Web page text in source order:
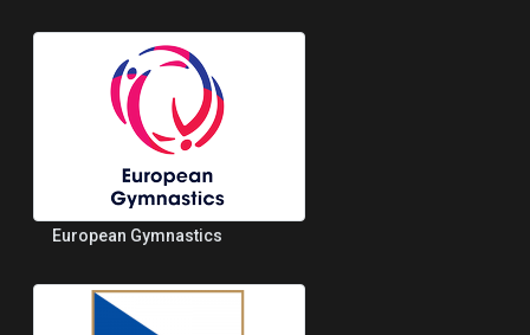
European Gymnastics